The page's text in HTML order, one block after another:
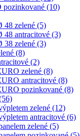
pozinkované (10)
48 zelené (5)
48 antracitové (3)
38 zelené (3)
(8)
(2)
zelené (8)
antracitové (8)
pozinkované (8)
zelené (12)
antracitové (6)
zelené (5)